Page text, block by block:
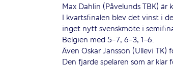
Max Dahlin (Påvelunds TBK)
I kvartsfinalen blev det vinst i
inget nytt svenskmöte i
Belgien med 5-7, 6-3, 1-6.
Även Oskar Jansson (Ullevi
Den fjärde spelaren som är klar